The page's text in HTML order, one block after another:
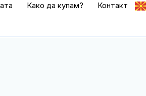
Како да купам? Контакт